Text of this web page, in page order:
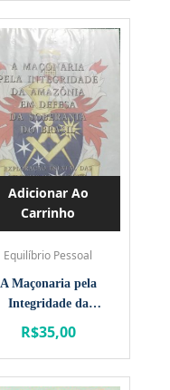
Adicionar Ao
Carrinho
Equilíbrio Pessoal
A Maçonaria pela
Integridade da
da Soberania do
Brasil
R$35,00